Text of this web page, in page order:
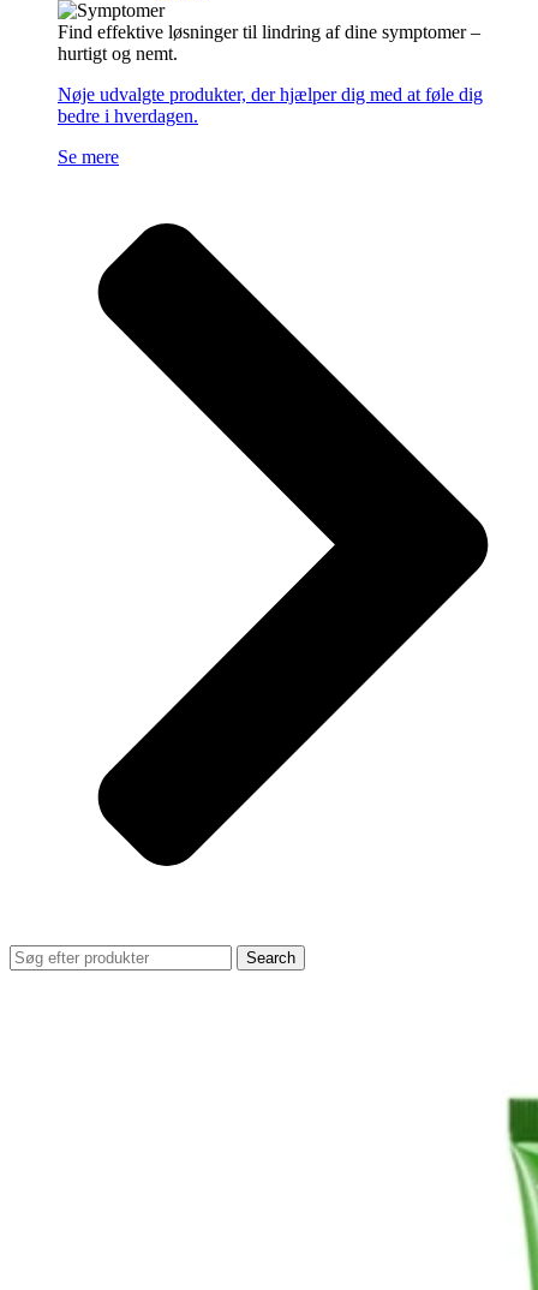
Find effektive løsninger til lindring af dine symptomer –
hurtigt og nemt.
Nøje udvalgte produkter, der hjælper dig med at føle dig
bedre i hverdagen.
Se mere
Search